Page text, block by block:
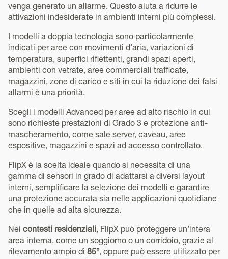
venga generato un allarme. Questo aiuta a ridurre le
attivazioni indesiderate in ambienti interni più complessi.
I modelli a doppia tecnologia sono particolarmente
indicati per aree con movimenti d’aria, variazioni di
temperatura, superfici riflettenti, grandi spazi aperti,
ambienti con vetrate, aree commerciali trafficate,
magazzini, zone di carico e siti in cui la riduzione dei falsi
allarmi è una priorità.
Scegli i modelli Advanced per aree ad alto rischio in cui
sono richieste prestazioni di Grado 3 e protezione anti-
mascheramento, come sale server, caveau, aree
espositive, magazzini e spazi ad accesso controllato.
FlipX è la scelta ideale quando si necessita di una
gamma di sensori in grado di adattarsi a diversi layout
interni, semplificare la selezione dei modelli e garantire
una protezione accurata sia nelle applicazioni quotidiane
che in quelle ad alta sicurezza.
Nei contesti residenziali, FlipX può proteggere un’intera
area interna, come un soggiorno o un corridoio, grazie al
rilevamento ampio di 85°, oppure può essere utilizzato per